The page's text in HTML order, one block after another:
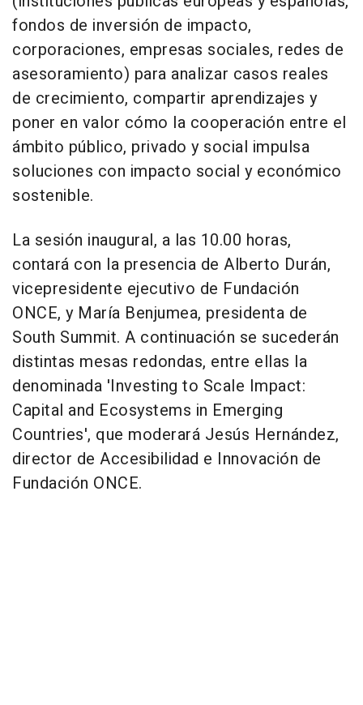
fondos de inversión de impacto,
corporaciones, empresas sociales, redes de
asesoramiento) para analizar casos reales
de crecimiento, compartir aprendizajes y
poner en valor cómo la cooperación entre el
ámbito público, privado y social impulsa
soluciones con impacto social y económico
sostenible.
La sesión inaugural, a las 10.00 horas,
contará con la presencia de Alberto Durán,
vicepresidente ejecutivo de Fundación
ONCE, y María Benjumea, presidenta de
South Summit. A continuación se sucederán
distintas mesas redondas, entre ellas la
denominada 'Investing to Scale Impact:
Capital and Ecosystems in Emerging
Countries', que moderará Jesús Hernández,
director de Accesibilidad e Innovación de
Fundación ONCE.